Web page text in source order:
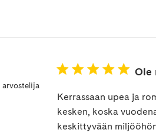
arvostelija
Ole
Kerrassaan upea ja
kesken, koska
keskittyvään